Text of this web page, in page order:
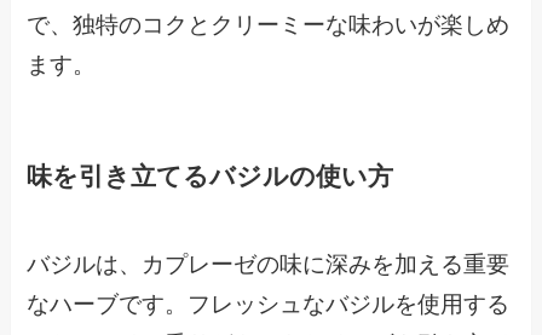
で、独特のコクとクリーミーな味わいが楽しめ
ます。
味を引き立てるバジルの使い方
バジルは、カプレーゼの味に深みを加える重要
なハーブです。フレッシュなバジルを使用する